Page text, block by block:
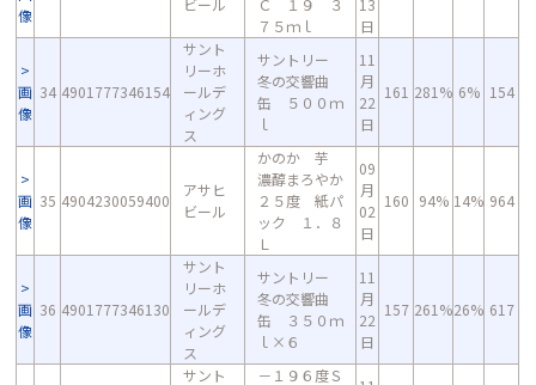
像
ビール
Ｃ １９ ３
７５ｍｌ
13
日
画
像
34 4901777346154
サント
リーホ
ールデ
ィング
ス
サントリー
冬の交響曲
缶 ５００ｍ
ｌ
11
月
22
日
161 281% 6% 154
画
像
35 4904230059400
アサヒ
ビール
かのか 芋
濃醇まろやか
２５度 紙パ
ック １．８
Ｌ
09
月
02
日
160 94% 14% 964
画
像
36 4901777346130
サント
リーホ
ールデ
ィング
ス
サントリー
冬の交響曲
缶 ３５０ｍ
ｌ×６
11
月
22
日
157 261%26% 617
サント
－１９６度Ｓ